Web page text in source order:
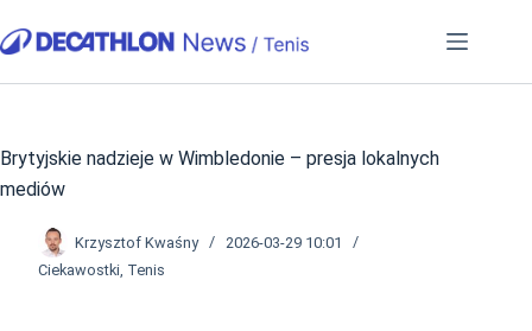
do
Brytyjskie nadzieje w Wimbledonie – presja lokalnych
mediów
Krzysztof Kwaśny
2026-03-29 10:01
Ciekawostki, Tenis